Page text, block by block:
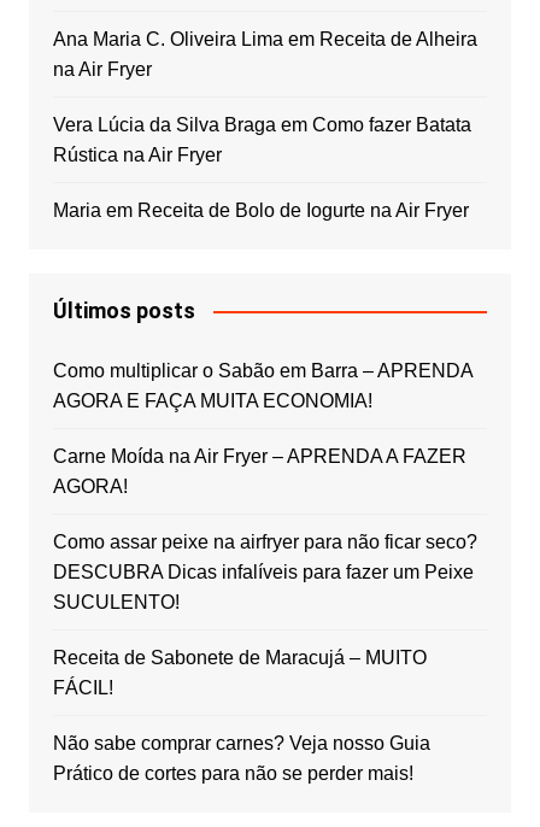
Ana Maria C. Oliveira Limaem Receita de Alheira
na Air Fryer
Vera Lúcia da Silva Bragaem Como fazer Batata
Rústica na Air Fryer
Mariaem Receita de Bolo de Iogurte na Air Fryer
Últimos posts
Como multiplicar o Sabão em Barra – APRENDA
AGORA E FAÇA MUITA ECONOMIA!
Carne Moída na Air Fryer – APRENDA A FAZER
AGORA!
Como assar peixe na airfryer para não ficar seco?
DESCUBRA Dicas infalíveis para fazer um Peixe
SUCULENTO!
Receita de Sabonete de Maracujá – MUITO
FÁCIL!
Não sabe comprar carnes? Veja nosso Guia
Prático de cortes para não se perder mais!